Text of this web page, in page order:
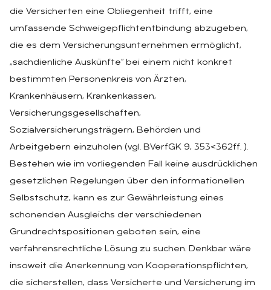
die Versicherten eine Obliegenheit trifft, eine
umfassende Schweigepflichtentbindung abzugeben,
die es dem Versicherungsunternehmen ermöglicht,
„sachdienliche Auskünfte“ bei einem nicht konkret
bestimmten Personenkreis von Ärzten,
Krankenhäusern, Krankenkassen,
Versicherungsgesellschaften,
Sozialversicherungsträgern, Behörden und
Arbeitgebern einzuholen (vgl. BVerfGK 9, 353<362ff. ).
Bestehen wie im vorliegenden Fall keine ausdrücklichen
gesetzlichen Regelungen über den informationellen
Selbstschutz, kann es zur Gewährleistung eines
schonenden Ausgleichs der verschiedenen
Grundrechtspositionen geboten sein, eine
verfahrensrechtliche Lösung zu suchen. Denkbar wäre
insoweit die Anerkennung von Kooperationspflichten,
die sicherstellen, dass Versicherte und Versicherung im